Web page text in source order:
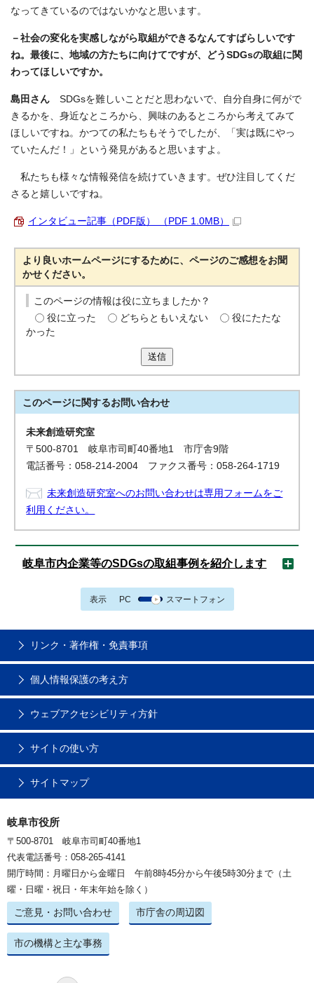
なってきているのではないかなと思います。
－社会の変化を実感しながら取組ができるなんてすばらしいです
ね。最後に、地域の方たちに向けてですが、どうSDGsの取組に関
わってほしいですか。
島田さん SDGsを難しいことだと思わないで、自分自身に何がで
きるかを、身近なところから、興味のあるところから考えてみて
ほしいですね。かつての私たちもそうでしたが、「実は既にやっ
ていたんだ！」という発見があると思いますよ。
私たちも様々な情報発信を続けていきます。ぜひ注目してくだ
さると嬉しいですね。
インタビュー記事（PDF版） （PDF 1.0MB）
より良いホームページにするために、ページのご感想をお聞
かせください。
このページの情報は役に立ちましたか？
役に立った
どちらともいえない
役にたたな
かった
送信
このページに関するお問い合わせ
未来創造研究室
〒500-8701 岐阜市司町40番地1 市庁舎9階
電話番号：058-214-2004 ファクス番号：058-264-1719
未来創造研究室へのお問い合わせは専用フォームをご
利用ください。
岐阜市内企業等のSDGsの取組事例を紹介します
表示 PC スマートフォン
リンク・著作権・免責事項
個人情報保護の考え方
ウェブアクセシビリティ方針
サイトの使い方
サイトマップ
岐阜市役所
〒500-8701 岐阜市司町40番地1
代表電話番号：058-265-4141
開庁時間：月曜日から金曜日 午前8時45分から午後5時30分まで（土
曜・日曜・祝日・年末年始を除く）
ご意見・お問い合わせ 市庁舎の周辺図
市の機構と主な事務